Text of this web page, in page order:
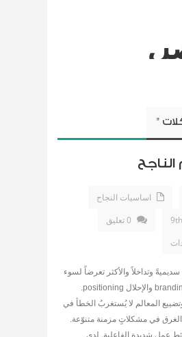
"
اساسيات النجاح
0 تعليق
وتداخلاً والأكثر تعرضاً لسوء
الفهم: هما التعليم branding والإحلال positioning.
المعالم لا يُستغربُ الخطأ في
الغرق في مشكلاتٍ مزمنة متنوّعة.
عملٍ شديدة الفاعلية. لدى